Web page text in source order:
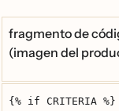
fragmento de
(imagen del
{% if CRITERIA %}